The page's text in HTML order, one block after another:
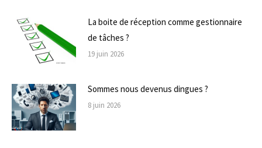
La boite de réception comme gestionnaire
de tâches ?
19 juin 2026
Sommes nous devenus dingues ?
8 juin 2026